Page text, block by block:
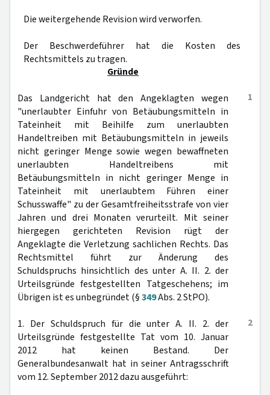
Die weitergehende Revision wird verworfen.
Der Beschwerdeführer hat die Kosten des
Rechtsmittels zu tragen.
Gründe
1
Das Landgericht hat den Angeklagten wegen
"unerlaubter Einfuhr von Betäubungsmitteln in
Tateinheit mit Beihilfe zum unerlaubten
Handeltreiben mit Betäubungsmitteln in jeweils
nicht geringer Menge sowie wegen bewaffneten
unerlaubten Handeltreibens mit
Betäubungsmitteln in nicht geringer Menge in
Tateinheit mit unerlaubtem Führen einer
Schusswaffe" zu der Gesamtfreiheitsstrafe von vier
Jahren und drei Monaten verurteilt. Mit seiner
hiergegen gerichteten Revision rügt der
Angeklagte die Verletzung sachlichen Rechts. Das
Rechtsmittel führt zur Änderung des
Schuldspruchs hinsichtlich des unter A. II. 2. der
Urteilsgründe festgestellten Tatgeschehens; im
Übrigen ist es unbegründet (§349Abs. 2 StPO).
2
1. Der Schuldspruch für die unter A. II. 2. der
Urteilsgründe festgestellte Tat vom 10. Januar
2012 hat keinen Bestand. Der
Generalbundesanwalt hat in seiner Antragsschrift
vom 12. September 2012 dazu ausgeführt: